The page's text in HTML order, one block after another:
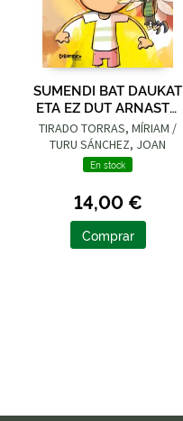
SUMENDI BAT DAUKAT
ETA EZ DUT ARNASTU
NAHI
TIRADO TORRAS, MÍRIAM /
TURU SÁNCHEZ, JOAN
En stock
14,00 €
Comprar